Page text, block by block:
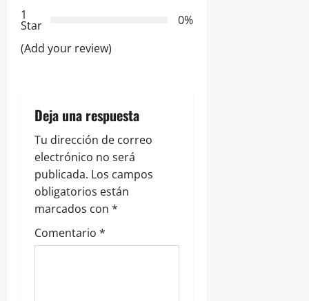
e
e
t
r
a
d
a
s
1
Star
0%
(Add your review)
Deja una respuesta
Tu dirección de correo
electrónico no será
publicada. Los campos
obligatorios están
marcados con *
Comentario *